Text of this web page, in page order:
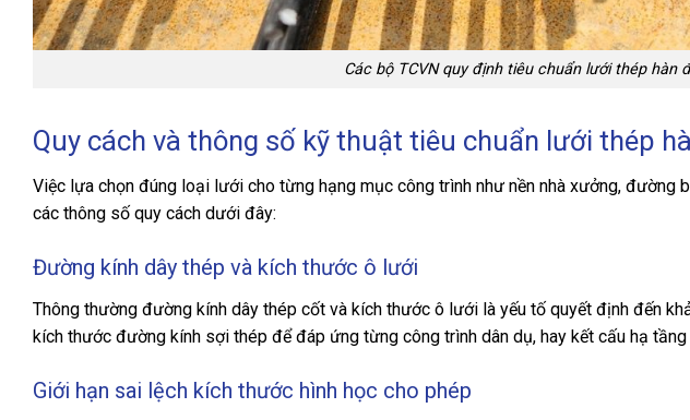
Các bộ TCVN quy định tiêu chuẩn lưới thép hàn
Quy cách và thông số kỹ thuật tiêu chuẩn lưới thép
Việc lựa chọn đúng loại lưới cho từng hạng mục công trình như nền nhà xưởng, đường
các thông số quy cách dưới đây:
Đường kính dây thép và kích thước ô lưới
Thông thường đường kính dây thép cốt và kích thước ô lưới là yếu tố quyết định đến
kích thước đường kính sợi thép để đáp ứng từng công trình dân dụ, hay kết cấu hạ tầng
Giới hạn sai lệch kích thước hình học cho phép